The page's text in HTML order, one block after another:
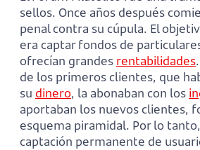
sellos. Once años después
penal contra su cúpula. El
era captar fondos de
ofrecían grandes rentabilidades
de los primeros clientes, que
su dinero, la abonaban con los
aportaban los nuevos clientes,
esquema piramidal. Por lo
captación permanente de